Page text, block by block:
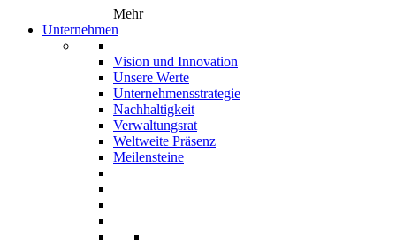
Mehr
Unternehmen
Vision und Innovation
Unsere Werte
Unternehmensstrategie
Nachhaltigkeit
Verwaltungsrat
Weltweite Präsenz
Meilensteine